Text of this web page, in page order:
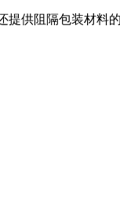
供阻隔包装材料